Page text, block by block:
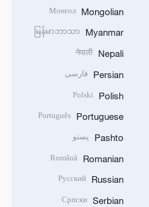
Mongolian
Монгол
Myanmar
မြန်မာဘာသာ
Nepali
नेपाली
Persian فارسی
Polish
Polski
Portuguese
Português
Pashto پښتو
Romanian
Română
Russian
Русский
Serbian
Српски